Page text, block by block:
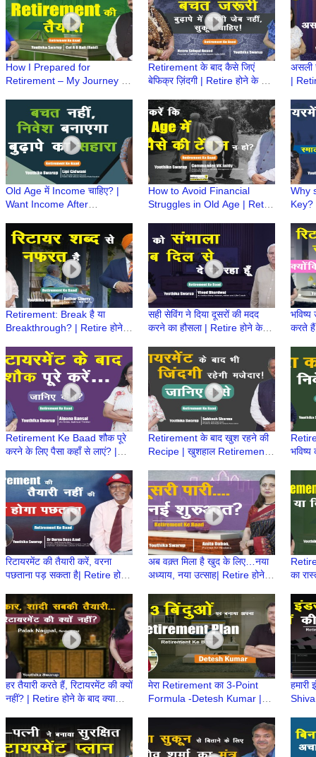
How I Prepared for
Retirement – My Journey |
होने के बाद क्या?
Retirement के बाद कैसे जिएं
बेफिक्र ज़िंदगी | Retire होने के बाद
असली
|
Old Age में Income चाहिए? |
Want Income After
बाद क्या? | Retirement Ke
Baad
How to Avoid Financial
Struggles in Old Age | Retire
Ke Baad
Why
Key?
Retirement: Break है या
Breakthrough? | Retire होने के
Baad
सही सेविंग ने दिया दूसरों की मदद
करने का हौसला | Retire होने के
Baad
करते हैं
Retirement Ke Baad शौक पूरे
करने के लिए पैसा कहाँ से लाएं? |
Retirement के बाद खुश रहने की
Recipe | खुशहाल Retirement
करेंगे
रिटायरमेंट की तैयारी करें, वरना
पछताना पड़ सकता है| Retire होने
ke baad
अब वक़्त मिला है खुद के लिए…नया
अध्याय, नया उत्साह| Retire होने के
Baad
का
करेंगे
हर तैयारी करते हैं, रिटायरमेंट की क्यों
नहीं? | Retire होने के बाद क्या
मेरा Retirement का 3-Point
Formula -Detesh Kumar |
हमारी
Baad